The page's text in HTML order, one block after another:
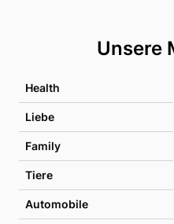
Unsere
Health
Liebe
Family
Tiere
Automobile